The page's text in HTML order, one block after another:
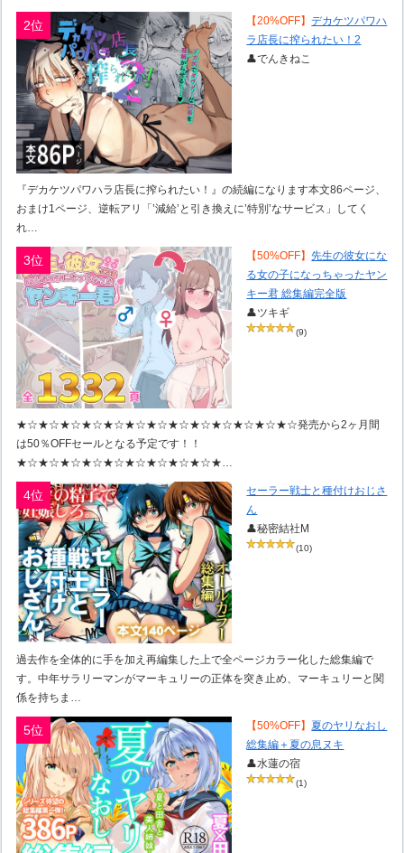
2位 【20%OFF】デカケツパワハ
ラ店長に搾られたい！2
👤でんきねこ
『デカケツパワハラ店長に搾られたい！』の続編になります本文86ページ、
おまけ1ページ、逆転アリ「’減給’と引き換えに’特別’なサービス」してく
れ…
3位 【50%OFF】先生の彼女にな
る女の子になっちゃったヤン
キー君 総集編完全版
👤ツキギ
(9)
★☆★☆★☆★☆★☆★☆★☆★☆★☆★☆★☆★☆★☆発売から2ヶ月間
は50％OFFセールとなる予定です！！
★☆★☆★☆★☆★☆★☆★☆★☆★☆★…
4位
セーラー戦士と種付けおじさ
ん
👤秘密結社M
(10)
過去作を全体的に手を加え再編集した上で全ページカラー化した総集編で
す。中年サラリーマンがマーキュリーの正体を突き止め、マーキュリーと関
係を持ちま…
5位 【50%OFF】 夏のヤリなおし
総集編＋夏の息ヌキ
👤水蓮の宿
(1)